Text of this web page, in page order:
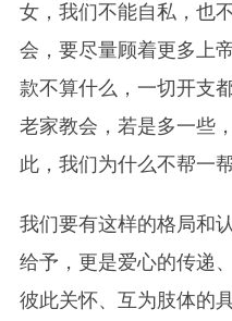
女，我们不能自私，也
会，要尽量顾着更多上
款不算什么，一切开支
老家教会，若是多一些
此，我们为什么不帮一
我们要有这样的格局和
给予，更是爱心的传递
彼此关怀、互为肢体的